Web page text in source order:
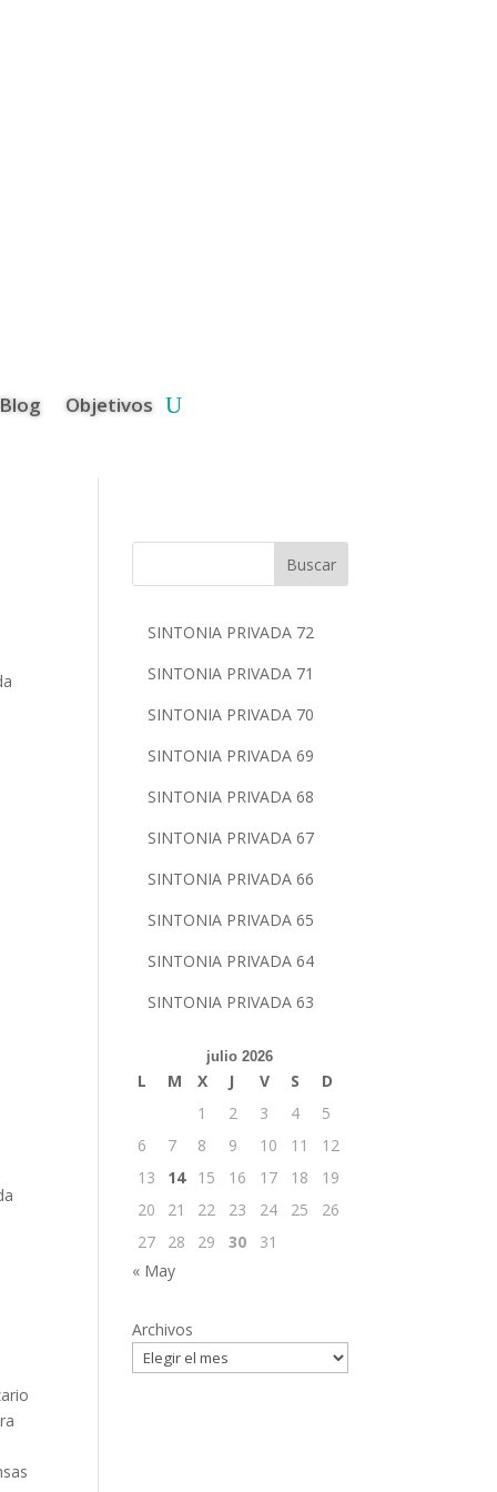
Blog Objetivos
Buscar
SINTONIA PRIVADA 72
SINTONIA PRIVADA 71
SINTONIA PRIVADA 70
SINTONIA PRIVADA 69
SINTONIA PRIVADA 68
SINTONIA PRIVADA 67
SINTONIA PRIVADA 66
SINTONIA PRIVADA 65
SINTONIA PRIVADA 64
SINTONIA PRIVADA 63
julio 2026
L M X J V S
D
1
2 3 4
5
6
7 8 9 10 11
12
13
14 15 16 17 18
19
20
21 22 23 24 25
26
27
28 29 30
31
« May
Archivos